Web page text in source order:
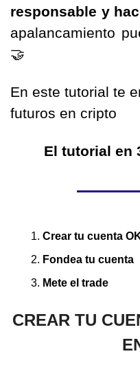
responsable y
🤝
En este tutorial te
futuros en cripto
El tutorial en
Crear tu cuenta
Fondea tu cuenta
Mete el trade
CREAR TU